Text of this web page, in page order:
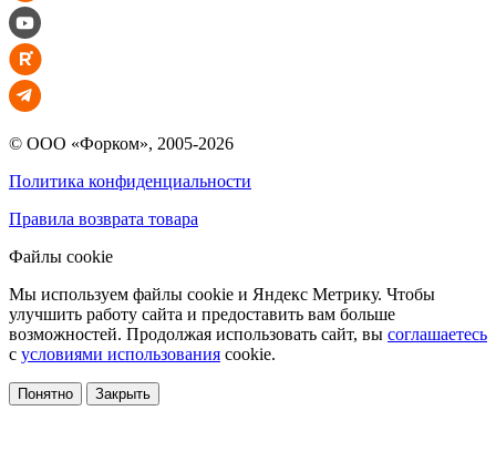
© ООО «Форком», 2005-2026
Политика конфиденциальности
Правила возврата товара
Файлы cookie
Мы используем файлы cookie и Яндекс Метрику. Чтобы
улучшить работу сайта и предоставить вам больше
возможностей. Продолжая использовать сайт, вы соглашаетесь
с условиями использования cookie.
Понятно Закрыть